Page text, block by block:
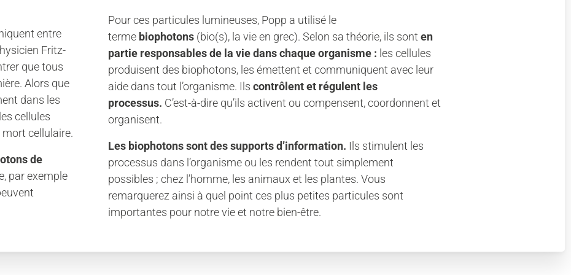
entre
Fritz-
que tous
Alors que
dans les
cellules
cellulaire.
de
par exemple
Pour ces particules lumineuses, Popp a utilisé le
terme biophotons (bio(s), la vie en grec). Selon sa théorie, ils sont en
partie responsables de la vie dans chaque organisme : les cellules
produisent des biophotons, les émettent et communiquent avec leur
aide dans tout l’organisme. Ils contrôlent et régulent les
processus. C’est-à-dire qu’ils activent ou compensent, coordonnent et
organisent.
Les biophotons sont des supports d’information. Ils stimulent les
processus dans l’organisme ou les rendent tout simplement
possibles ; chez l’homme, les animaux et les plantes. Vous
remarquerez ainsi à quel point ces plus petites particules sont
importantes pour notre vie et notre bien-être.